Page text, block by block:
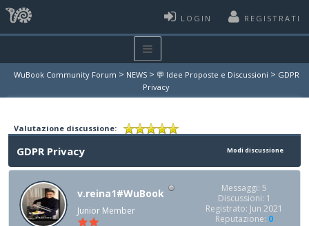
LOGIN REGISTRATI
WuBook Community Forum > NEWS > 💬 Idee Proposte e Discussioni > GDPR
Privacy
Valutazione discussione:
Modi discussione
GDPR Privacy
v.reina1#WuBook
Junior Member
Messaggi: 5
Discussioni: 1
Registrato: Jun 2021
Reputazione: 0